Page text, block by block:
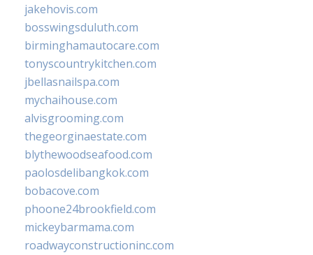
jakehovis.com
bosswingsduluth.com
birminghamautocare.com
tonyscountrykitchen.com
jbellasnailspa.com
mychaihouse.com
alvisgrooming.com
thegeorginaestate.com
blythewoodseafood.com
paolosdelibangkok.com
bobacove.com
phoone24brookfield.com
mickeybarmama.com
roadwayconstructioninc.com